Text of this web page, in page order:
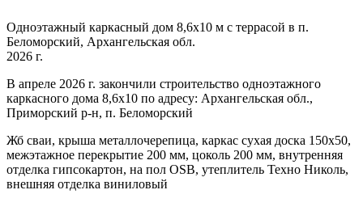
Одноэтажный каркасный дом 8,6х10 м с террасой в п.
Беломорский, Архангельская обл.
2026 г.
В апреле 2026 г. закончили строительство одноэтажного
каркасного дома 8,6х10 по адресу: Архангельская обл.,
Приморский р-н, п. Беломорский
Жб сваи, крыша металлочерепица, каркас сухая доска 150х50,
межэтажное перекрытие 200 мм, цоколь 200 мм, внутренняя
отделка гипсокартон, на пол OSB, утеплитель Техно Николь,
внешняя отделка виниловый